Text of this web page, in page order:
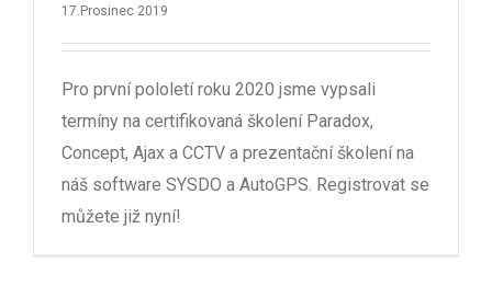
17.Prosinec 2019
Pro první pololetí roku 2020 jsme vypsali
termíny na certifikovaná školení Paradox,
Concept, Ajax a CCTV a prezentační školení na
náš software SYSDO a AutoGPS. Registrovat se
můžete již nyní!